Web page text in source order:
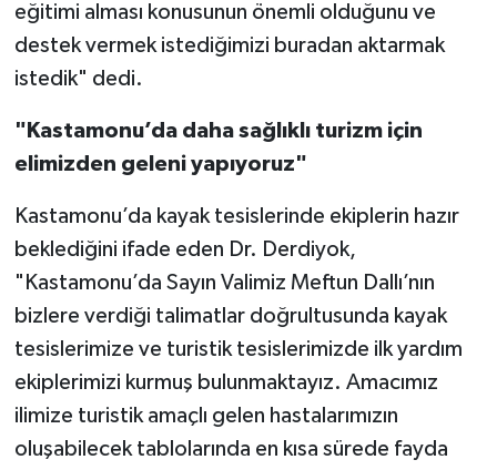
eğitimi alması konusunun önemli olduğunu ve
destek vermek istediğimizi buradan aktarmak
istedik" dedi.
"Kastamonu’da daha sağlıklı turizm için
elimizden geleni yapıyoruz"
Kastamonu’da kayak tesislerinde ekiplerin hazır
beklediğini ifade eden Dr. Derdiyok,
"Kastamonu’da Sayın Valimiz Meftun Dallı’nın
bizlere verdiği talimatlar doğrultusunda kayak
tesislerimize ve turistik tesislerimizde ilk yardım
ekiplerimizi kurmuş bulunmaktayız. Amacımız
ilimize turistik amaçlı gelen hastalarımızın
oluşabilecek tablolarında en kısa sürede fayda